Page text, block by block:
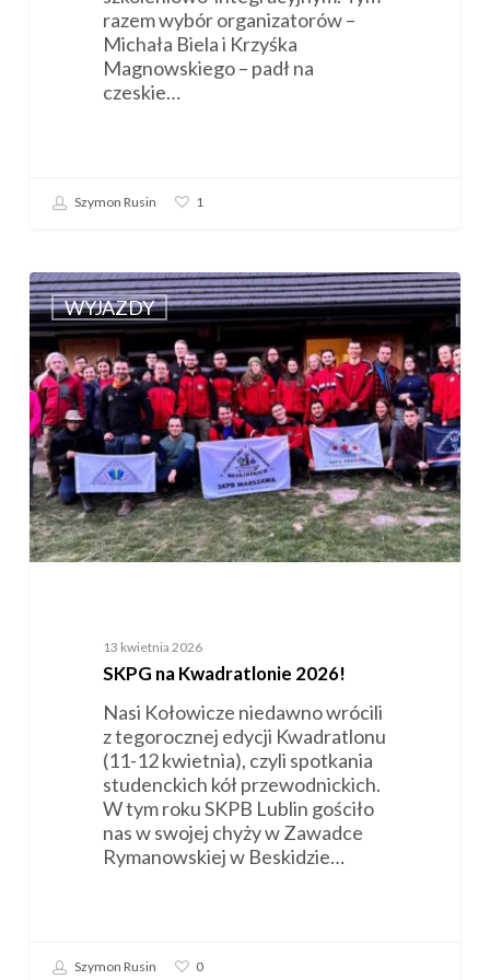
razem wybór organizatorów –
Michała Biela i Krzyśka
Magnowskiego – padł na
czeskie…
Szymon Rusin 1
WYJAZDY
SKPG
na
Kwadratlonie
2026!
13 kwietnia 2026
SKPG na Kwadratlonie 2026!
Nasi Kołowicze niedawno wrócili
z tegorocznej edycji Kwadratlonu
(11-12 kwietnia), czyli spotkania
studenckich kół przewodnickich.
W tym roku SKPB Lublin gościło
nas w swojej chyży w Zawadce
Rymanowskiej w Beskidzie…
Szymon Rusin 0